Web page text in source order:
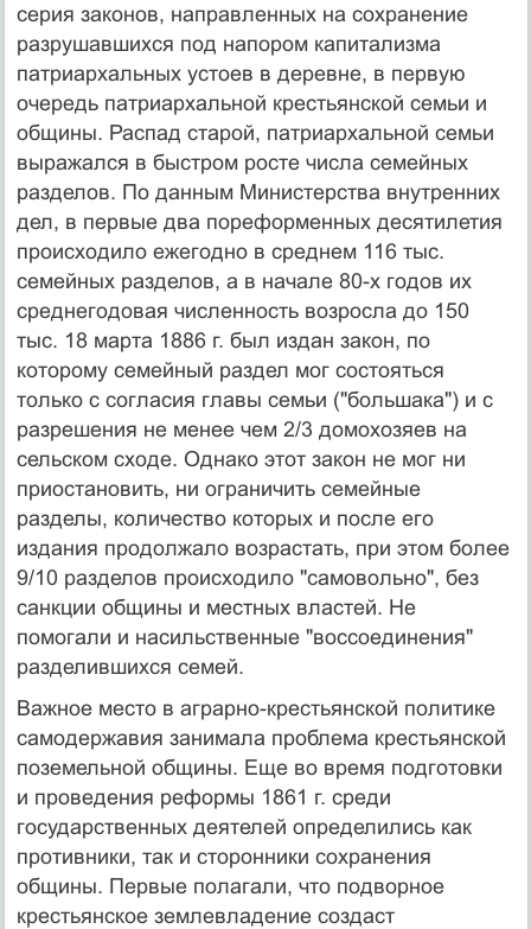
серия законов, направленных на сохранение
разрушавшихся под напором капитализма
патриархальных устоев в деревне, в первую
очередь патриархальной крестьянской семьи и
общины. Распад старой, патриархальной семьи
выражался в быстром росте числа семейных
разделов. По данным Министерства внутренних
дел, в первые два пореформенных десятилетия
происходило ежегодно в среднем 116 тыс.
семейных разделов, а в начале 80-х годов их
среднегодовая численность возросла до 150
тыс. 18 марта 1886 г. был издан закон, по
которому семейный раздел мог состояться
только с согласия главы семьи ("большака") и с
разрешения не менее чем 2/3 домохозяев на
сельском сходе. Однако этот закон не мог ни
приостановить, ни ограничить семейные
разделы, количество которых и после его
издания продолжало возрастать, при этом более
9/10 разделов происходило "самовольно", без
санкции общины и местных властей. Не
помогали и насильственные "воссоединения"
разделившихся семей.
Важное место в аграрно-крестьянской политике
самодержавия занимала проблема крестьянской
поземельной общины. Еще во время подготовки
и проведения реформы 1861 г. среди
государственных деятелей определились как
противники, так и сторонники сохранения
общины. Первые полагали, что подворное
крестьянское землевладение создаст